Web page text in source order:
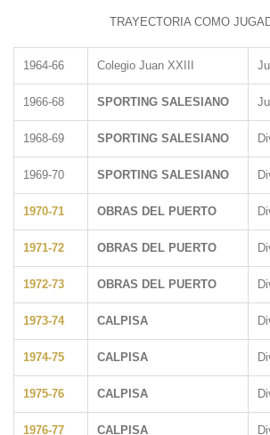
TRAYECTORIA COMO
1964-66 Colegio Juan XXIII
1966-68 SPORTING SALESIANO
1968-69 SPORTING SALESIANO
1969-70 SPORTING SALESIANO
1970-71 OBRAS DEL PUERTO
1971-72 OBRAS DEL PUERTO
1972-73 OBRAS DEL PUERTO
1973-74 CALPISA
1974-75 CALPISA
1975-76 CALPISA
1976-77 CALPISA